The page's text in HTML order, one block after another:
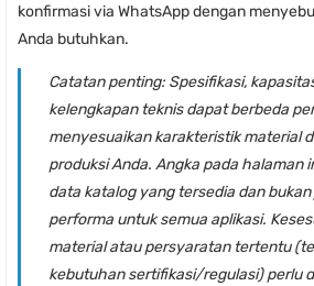
konfirmasi via WhatsApp dengan
Anda butuhkan.
Catatan penting: Spesifikasi,
kelengkapan teknis dapat berbeda
menyesuaikan karakteristik material
produksi Anda. Angka pada halaman
data katalog yang tersedia dan
performa untuk semua aplikasi.
material atau persyaratan tertentu
kebutuhan sertifikasi/regulasi) perlu